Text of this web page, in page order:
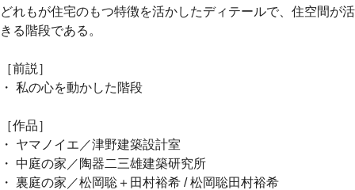
どれもが住宅のもつ特徴を活かしたディテールで、住空間が活
きる階段である。
［前説］
・ 私の心を動かした階段
［作品］
・ ヤマノイエ／津野建築設計室
・ 中庭の家／陶器二三雄建築研究所
・ 裏庭の家／松岡聡＋田村裕希 / 松岡聡田村裕希